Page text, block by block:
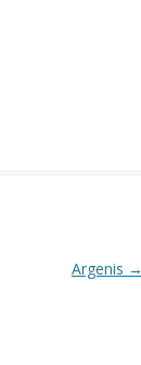
Argenis →